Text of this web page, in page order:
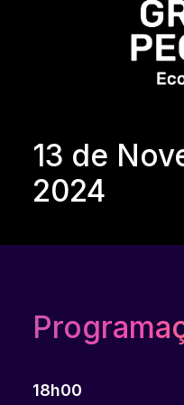
13 de
2024
18h00